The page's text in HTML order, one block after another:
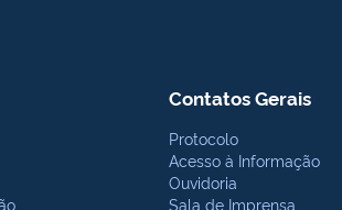
Contatos Gerais
Protocolo
Acesso à Informação
Ouvidoria
Sala de Imprensa